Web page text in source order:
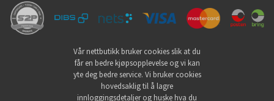
Vår nettbutikk bruker cookies slik at du
får en bedre kjøpsopplevelse og vi kan
yte deg bedre service. Vi bruker cookies
hovedsaklig til å lagre
innloggingsdetaljer og huske hva du